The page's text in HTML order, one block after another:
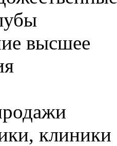
высшее
клиники